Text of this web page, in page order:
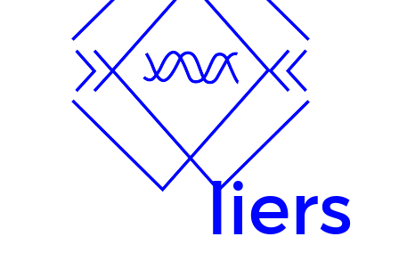
liers